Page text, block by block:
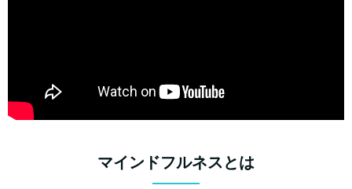
マインドフルネスとは